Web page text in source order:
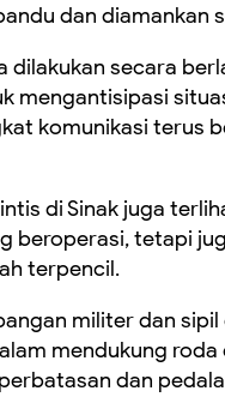
dan diamankan
dilakukan secara
mengantisipasi
komunikasi terus
di Sinak juga
beroperasi, tetapi
terpencil.
militer dan
mendukung
dan